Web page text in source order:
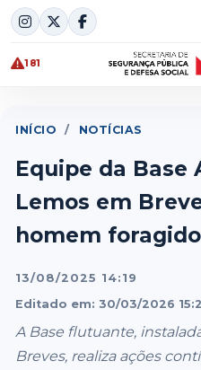
Skip
to
content
181
INÍCIO / NOTÍCIAS
Equipe da Base
Lemos em
homem
13/08/2025 14:19
Editado em: 30/03/2026
A Base flutuante,
Breves, realiza ações